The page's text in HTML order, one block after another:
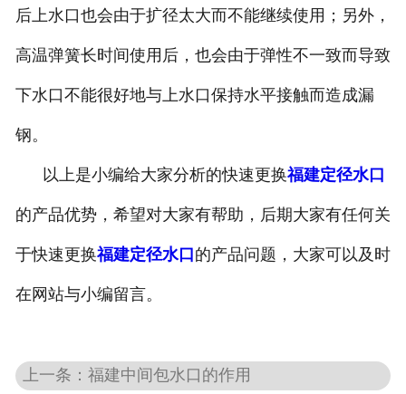
后上水口也会由于扩径太大而不能继续使用；另外，
高温弹簧长时间使用后，也会由于弹性不一致而导致
下水口不能很好地与上水口保持水平接触而造成漏
钢。
以上是小编给大家分析的快速更换福建定径水口
的产品优势，希望对大家有帮助，后期大家有任何关
于快速更换福建定径水口的产品问题，大家可以及时
在网站与小编留言。
上一条：福建中间包水口的作用